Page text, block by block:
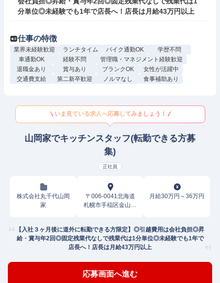
分単位◎未経験でも1年で店長へ！店長は月給43万円以上
仕事の特徴
業界未経験歓迎 ランチタイム バイク通勤OK
学歴不問
車通勤OK
経験不問
管理職・マネジメント経験歓迎
退職金あり
賞与あり ブランクOK
女性が活躍中
交通費支給
第二新卒歓迎 ノルマなし 食事補助あり
いま見ている求人へ応募してみましょう！
山岡家でキッチンスタッフ(転勤できる方募
集)
正社員
株式会社丸千代山岡
家
〒006-0041北海道
札幌市手稲区金山一
月給30万円～36万円
【入社３ヶ月後に道外に転勤できる方限定】◎引越費用は会社負担◎昇
給・賞与年2回◎固定残業代なしで残業代は1分単位◎未経験でも1年で
店長へ！店長は月給43万円以上
応募画面へ進む